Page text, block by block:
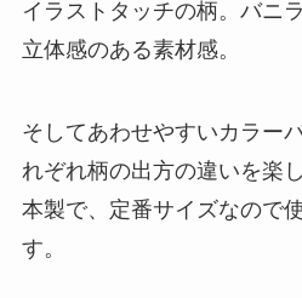
イラストタッチの柄。バニ
立体感のある素材感。
そしてあわせやすいカラー
れぞれ柄の出方の違いを楽
本製で、定番サイズなので
す。